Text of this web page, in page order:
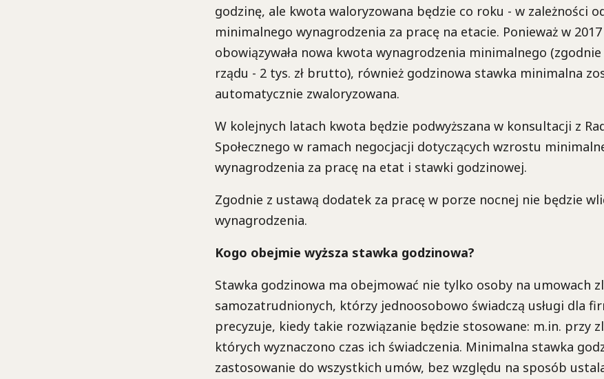
godzinę, ale kwota waloryzowana będzie co roku - w zależności
minimalnego wynagrodzenia za pracę na etacie. Ponieważ w
obowiązywała nowa kwota wynagrodzenia minimalnego
rządu - 2 tys. zł brutto), również godzinowa stawka minimalna
automatycznie zwaloryzowana.
W kolejnych latach kwota będzie podwyższana w konsultacji z
Społecznego w ramach negocjacji dotyczących wzrostu
wynagrodzenia za pracę na etat i stawki godzinowej.
Zgodnie z ustawą dodatek za pracę w porze nocnej nie będzie
wynagrodzenia.
Kogo obejmie wyższa stawka godzinowa?
Stawka godzinowa ma obejmować nie tylko osoby na umowach
samozatrudnionych, którzy jednoosobowo świadczą usługi dla
precyzuje, kiedy takie rozwiązanie będzie stosowane: m.in. przy
których wyznaczono czas ich świadczenia. Minimalna stawka
zastosowanie do wszystkich umów, bez względu na sposób